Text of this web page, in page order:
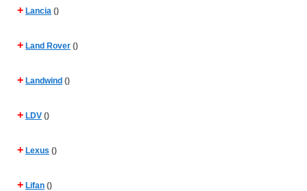
+ Lancia ()
+ Land Rover ()
+ Landwind ()
+ LDV ()
+ Lexus ()
+ Lifan ()